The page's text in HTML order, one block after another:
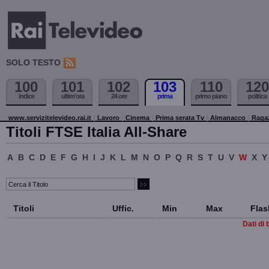
SOLO TESTO
100
indice
101
ultim'ora
102
24 ore
103
prima
110
primo piano
120
politica
www.servizitelevideo.rai.it Lavoro Cinema Prima serata Tv Almanacco
Titoli FTSE Italia All-Share
A B C D E F G H I J K L M N O P Q R S T U V W X Y
Titoli Uffic. Min Max
Dati di